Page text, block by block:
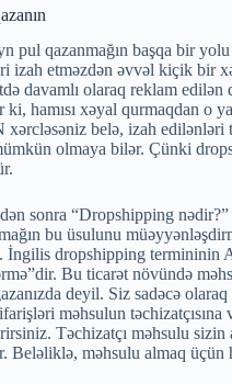
pul qazanmağın başqa bir
izah etməzdən əvvəl kiçik bir
davamlı olaraq reklam edilən
hamısı xəyal qurmaqdan o
belə, izah edilənləri
olmaya bilər. Çünki
sonra “Dropshipping
bu üsulunu
İngilis dropshipping termininin
Bu ticarət növündə
deyil. Siz sadəcə
məhsulun təchizatçısına
Təchizatçı məhsulu sizin
Beləliklə, məhsulu almaq üçün